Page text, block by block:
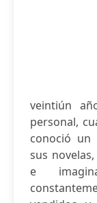
veintiún
personal,
conoció un
sus
e